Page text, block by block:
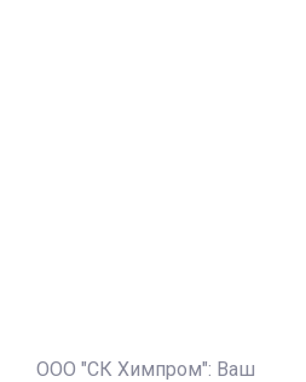
ООО "СК Химпром": Ваш